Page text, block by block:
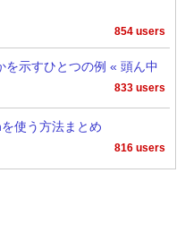
854 users
を示すひとつの例 « 頭ん中
833 users
使う方法まとめ
816 users